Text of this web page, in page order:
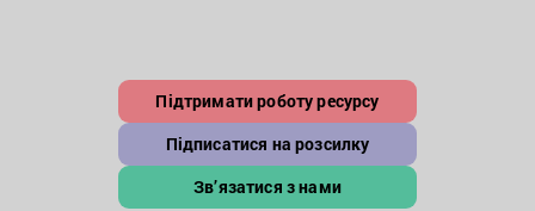
Підтримати роботу ресурсу
Підписатися на розсилку
Зв’язатися з нами